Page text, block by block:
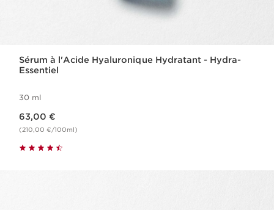
Sérum à l'Acide Hyaluronique Hydratant - Hydra-
Essentiel
30 ml
63,00 €
(210,00 €/100ml)